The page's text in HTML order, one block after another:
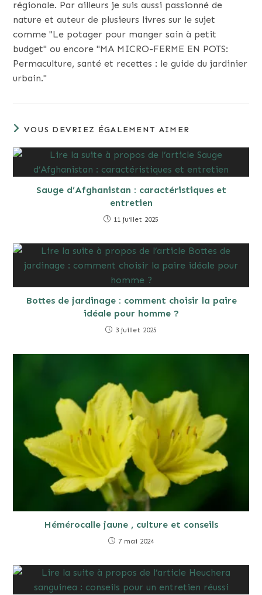
régionale. Par ailleurs je suis aussi passionné de
nature et auteur de plusieurs livres sur le sujet
comme "Le potager pour manger sain à petit
budget" ou encore "MA MICRO-FERME EN POTS:
Permaculture, santé et recettes : le guide du jardinier
urbain."
VOUS DEVRIEZ ÉGALEMENT AIMER
Sauge d’Afghanistan : caractéristiques et
entretien
11 juillet 2025
Bottes de jardinage : comment choisir la paire
idéale pour homme ?
3 juillet 2025
Hémérocalle jaune , culture et conseils
7 mai 2024